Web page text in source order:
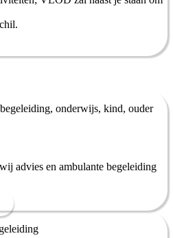
advies en ambulante begeleiding